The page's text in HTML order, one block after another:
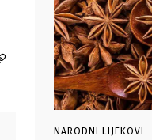
NARODNI LIJEKOVI